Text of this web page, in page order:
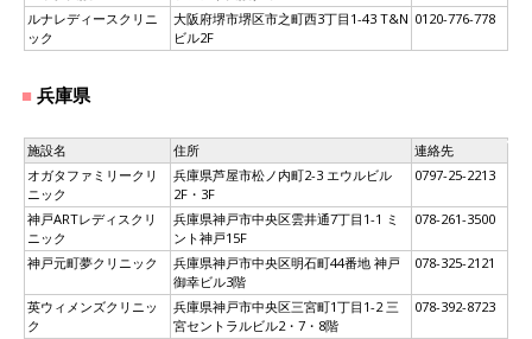
ルナレディースクリニ
ック
大阪府堺市堺区市之町西3丁目1-43 T&N
ビル2F
0120-776-778
兵庫県
施設名 住所
連絡先
オガタファミリークリ
ニック
兵庫県芦屋市松ノ内町2-3 エウルビル
2F・3F
0797-25-2213
神戸ARTレディスクリ
ニック
兵庫県神戸市中央区雲井通7丁目1-1 ミ
ント神戸15F
078-261-3500
神戸元町夢クリニック
兵庫県神戸市中央区明石町44番地 神戸
御幸ビル3階
078-325-2121
英ウィメンズクリニッ
ク
兵庫県神戸市中央区三宮町1丁目1-2 三
宮セントラルビル2・7・8階
078-392-8723